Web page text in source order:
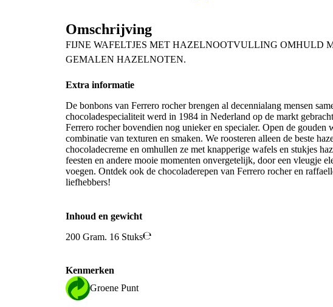
Omschrijving
FIJNE WAFELTJES MET HAZELNOOTVULLING OMHULD
GEMALEN HAZELNOTEN.
Extra informatie
De bonbons van Ferrero rocher brengen al decennialang mensen
chocoladespecialiteit werd in 1984 in Nederland op de markt
Ferrero rocher bovendien nog unieker en specialer. Open de gouden
combinatie van texturen en smaken. We roosteren alleen de beste
chocoladecreme en omhullen ze met knapperige wafels en stukjes
feesten en andere mooie momenten onvergetelijk, door een vleugje
voegen. Ontdek ook de chocoladerepen van Ferrero rocher en
liefhebbers!
Inhoud en gewicht
200 Gram. 16 Stuks
Kenmerken
Groene Punt